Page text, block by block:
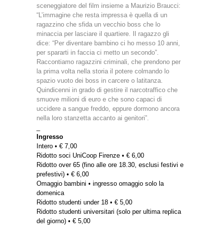
sceneggiatore del film insieme a Maurizio Braucci:
“L’immagine che resta impressa è quella di un
ragazzino che sfida un vecchio boss che lo
minaccia per lasciare il quartiere. Il ragazzo gli
dice: “Per diventare bambino ci ho messo 10 anni,
per spararti in faccia ci metto un secondo”.
Raccontiamo ragazzini criminali, che prendono per
la prima volta nella storia il potere colmando lo
spazio vuoto dei boss in carcere o latitanza.
Quindicenni in grado di gestire il narcotraffico che
smuove milioni di euro e che sono capaci di
uccidere a sangue freddo, eppure dormono ancora
nella loro stanzetta accanto ai genitori”.
Ingresso
Intero • € 7,00
Ridotto soci UniCoop Firenze • € 6,00
Ridotto over 65 (fino alle ore 18.30, esclusi festivi e
prefestivi) • € 6,00
Omaggio bambini • ingresso omaggio solo la
domenica
Ridotto studenti under 18 • € 5,00
Ridotto studenti universitari (solo per ultima replica
del giorno) • € 5,00